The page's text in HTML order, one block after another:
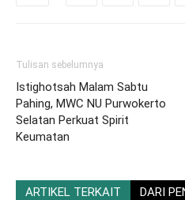
Tulisan sebelumnya
Istighotsah Malam Sabtu
Pahing, MWC NU Purwokerto
Selatan Perkuat Spirit
Keumatan
ARTIKEL TERKAIT DARI